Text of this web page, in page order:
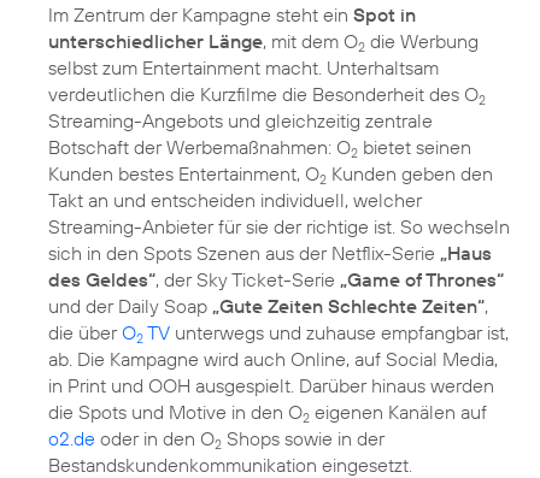
Im Zentrum der Kampagne steht ein Spot in
unterschiedlicher Länge, mit dem O2 die Werbung
selbst zum Entertainment macht. Unterhaltsam
verdeutlichen die Kurzfilme die Besonderheit des O2
Streaming-Angebots und gleichzeitig zentrale
Botschaft der Werbemaßnahmen: O2 bietet seinen
Kunden bestes Entertainment, O2 Kunden geben den
Takt an und entscheiden individuell, welcher
Streaming-Anbieter für sie der richtige ist. So wechseln
sich in den Spots Szenen aus der Netflix-Serie „Haus
des Geldes“, der Sky Ticket-Serie „Game of Thrones“
und der Daily Soap „Gute Zeiten Schlechte Zeiten“,
die überO2 TV unterwegs und zuhause empfangbar ist,
ab. Die Kampagne wird auch Online, auf Social Media,
in Print und OOH ausgespielt. Darüber hinaus werden
die Spots und Motive in den O2 eigenen Kanälen auf
o2.de oder in den O2 Shops sowie in der
Bestandskundenkommunikation eingesetzt.